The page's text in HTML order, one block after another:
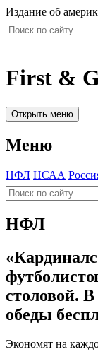
Издание об
First &
Открыть меню
Меню
НФЛ НСАА
НФЛ
столовой.
обеды
Экономят на